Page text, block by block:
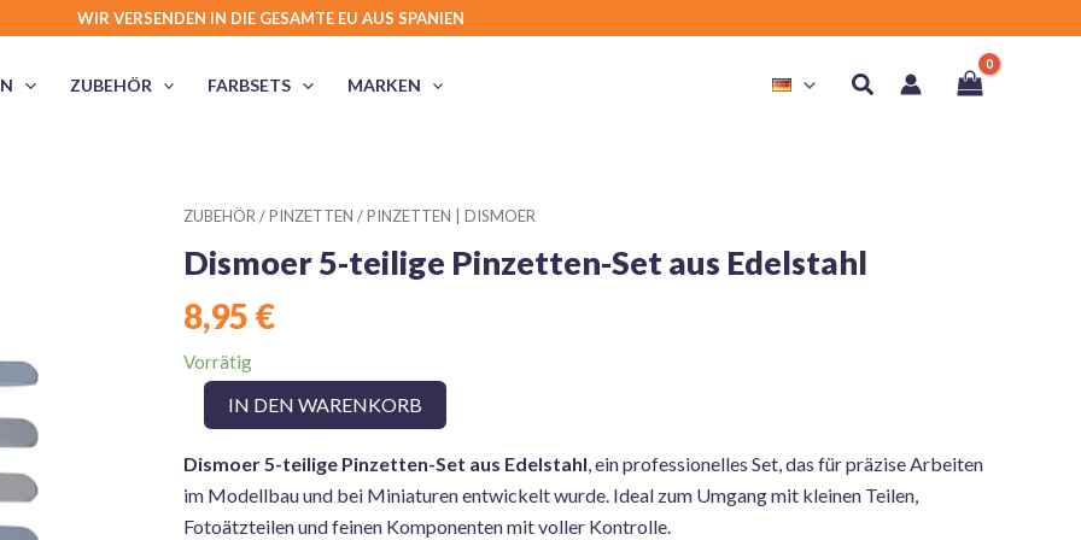
WIR VERSENDEN IN DIE GESAMTE EU AUS SPANIEN
ZUBEHÖR FARBSETS MARKEN Suchen
ZUBEHÖR /PINZETTEN /PINZETTEN | DISMOER
Dismoer 5-teilige Pinzetten-Set aus Edelstahl
8,95 €
Vorrätig
Dismoer
Pinzetten-
Set
Edelstahl
IN DEN WARENKORB
Dismoer 5-teilige Pinzetten-Set aus Edelstahl , ein professionelles Set, das für präzise Arbeiten
im Modellbau und bei Miniaturen entwickelt wurde. Ideal zum Umgang mit kleinen Teilen,
Fotoätzteilen und feinen Komponenten mit voller Kontrolle.